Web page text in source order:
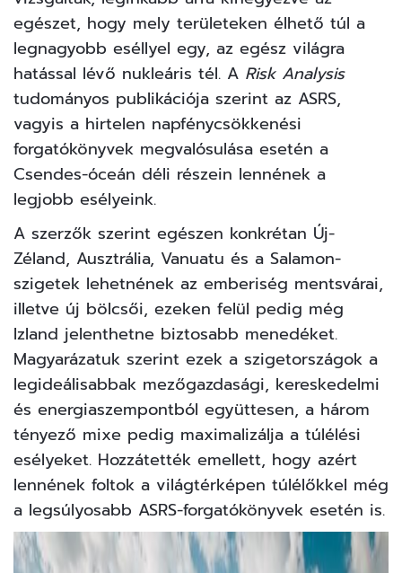
egészet, hogy mely területeken élhető túl a
legnagyobb eséllyel egy, az egész világra
hatással lévő nukleáris tél. A Risk Analysis
tudományos publikációja szerint az ASRS,
vagyis a hirtelen napfénycsökkenési
forgatókönyvek megvalósulása esetén a
Csendes-óceán déli részein lennének a
legjobb esélyeink.
A szerzők szerint egészen konkrétan Új-
Zéland, Ausztrália, Vanuatu és a Salamon-
szigetek lehetnének az emberiség mentsvárai,
illetve új bölcsői, ezeken felül pedig még
Izland jelenthetne biztosabb menedéket.
Magyarázatuk szerint ezek a szigetországok a
legideálisabbak mezőgazdasági, kereskedelmi
és energiaszempontból együttesen, a három
tényező mixe pedig maximalizálja a túlélési
esélyeket. Hozzátették emellett, hogy azért
lennének foltok a világtérképen túlélőkkel még
a legsúlyosabb ASRS-forgatókönyvek esetén is.